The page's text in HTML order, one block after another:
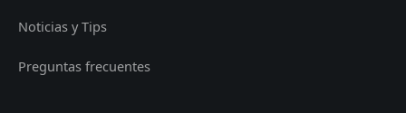
Noticias y Tips
Preguntas frecuentes